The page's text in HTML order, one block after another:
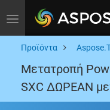
Toggle navigation
Προϊόντα
Μετατροπή
SXC ΔΩΡΕΑΝ